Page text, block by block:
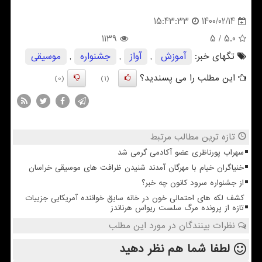
1400/02/14
15:43:33
5.0
/ 5
1139
تگهای خبر:
آموزش , آواز , جشنواره ,
موسیقی
این مطلب را می پسندید؟
(1)
(0)
تازه ترین مطالب مرتبط
سهراب پورناظری عضو آکادمی گرمی شد
خنیاگران خیام با مهرگان آمدند شنیدن ظرافت های موسیقی خراسان
از جشنواره سرود کانون چه خبر؟
کشف لکه های احتمالی خون در خانه سابق خواننده آمریکایی جزییات
تازه از پرونده مرگ سلست ریواس هرناندز
نظرات بینندگان در مورد این مطلب
لطفا شما همنظر دهید